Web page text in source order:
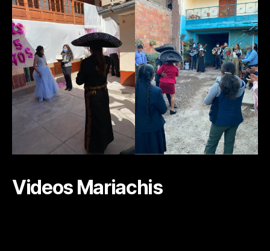
Videos Mariachis